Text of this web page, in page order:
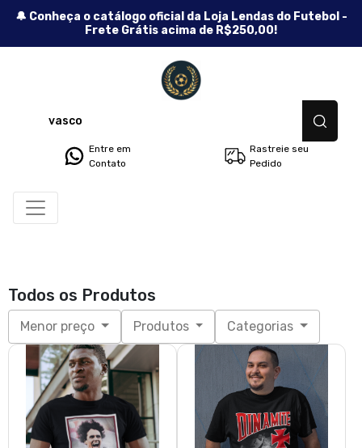
🔔 Conheça o catálogo oficial da Loja Lendas do Futebol -
Frete Grátis acima de R$250,00!
Entre em
Contato
Rastreie seu
Pedido
Todos os Produtos
Menor preço Produtos Categorias